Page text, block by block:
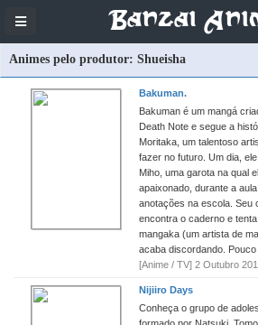
Banzai
Animes pelo produtor: Shueisha
Bakuman.
Bakuman é um mangá
Death Note e segue a
Moritaka, um talentoso
fazer no futuro. Um dia,
Miho, uma garota na qual
apaixonado, durante a
anotações na escola. Seu
encontra o caderno e
mangaka (um artista de
acaba discordando. Pouco
[Anime / TV] 2 Outubro
Nijiiro Days
Conheça o grupo de